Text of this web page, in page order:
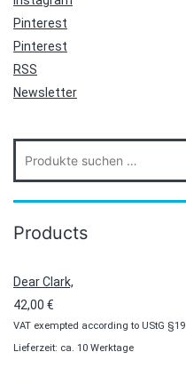
Pinterest
Pinterest
RSS
Newsletter
nach:
Products
Dear Clark,
42,00 €
VAT exempted according to UStG §19
Lieferzeit: ca. 10 Werktage